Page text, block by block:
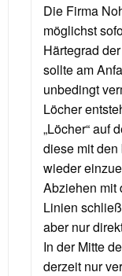
Die Firma
möglichst
Härtegrad
sollte am
unbedingt
Löcher
„Löcher“ auf
diese mit
wieder
Abziehen mit
Linien
aber nur
In der Mitte
derzeit nur